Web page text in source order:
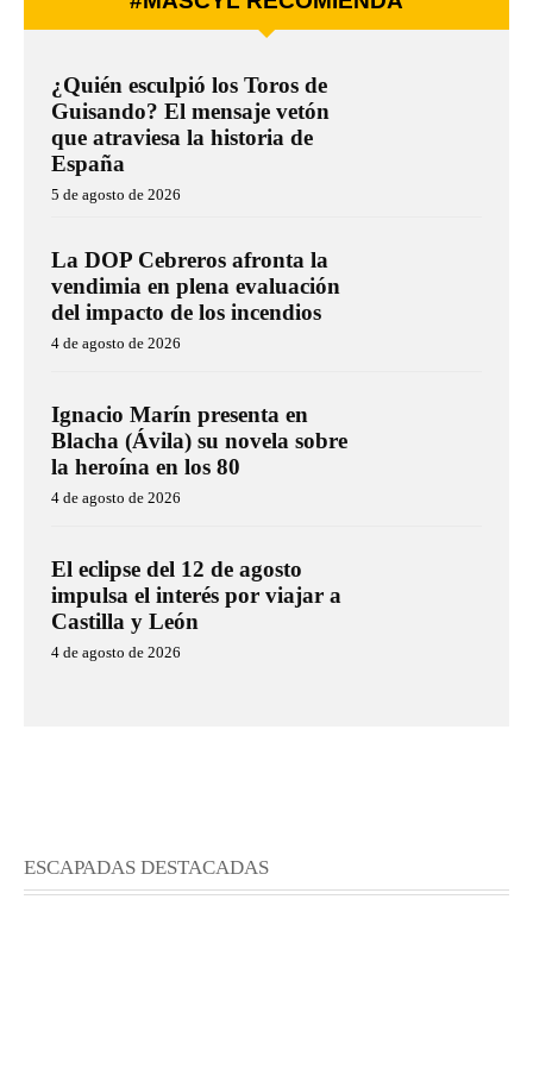
¿Quién esculpió los Toros de
Guisando? El mensaje vetón
que atraviesa la historia de
España
5 de agosto de 2026
La DOP Cebreros afronta la
vendimia en plena evaluación
del impacto de los incendios
4 de agosto de 2026
Ignacio Marín presenta en
Blacha (Ávila) su novela sobre
la heroína en los 80
4 de agosto de 2026
El eclipse del 12 de agosto
impulsa el interés por viajar a
Castilla y León
4 de agosto de 2026
ESCAPADAS DESTACADAS